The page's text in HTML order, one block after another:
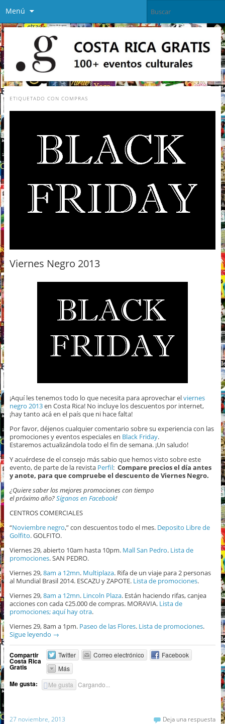
Menú
ETIQUETADO CON COMPRAS
Viernes Negro 2013
¡Aquí les tenemos todo lo que necesita para aprovechar elviernes
negro 2013en Costa Rica! No incluye los descuentos por internet,
¡hay tanto acá en el país que ni hace falta!
Por favor, déjenos cualquier comentario sobre su experiencia con las
promociones y eventos especiales en Black Friday.
Estaremos actualizándola todo el fin de semana. ¡Un saludo!
Y acuérdese de el consejo más sabio que hemos visto sobre este
evento, de parte de la revista Perfil: Compare precios el día antes
y anote, para que compruebe el descuento de Viernes Negro.
¿Quiere saber los mejores promociones con tiempo
el próximo año?Síganos en Facebook!
CENTROS COMERCIALES
“Noviembre negro,” con descuentos todo el mes. Deposito Libre de
Golfito. GOLFITO.
Viernes 29, abierto 10am hasta 10pm. Mall San Pedro. Lista de
promociones. SAN PEDRO.
Viernes 29,8am a 12mn. Multiplaza. Rifa de un viaje para 2 personas
al Mundial Brasil 2014. ESCAZU y ZAPOTE. Lista de promociones.
Viernes 29,8am a 12mn. Lincoln Plaza. Están haciendo rifas, canjea
acciones con cada ¢25.000 de compras. MORAVIA. Lista de
promociones;aquí hay otra.
Viernes 29, 8am a 1pm. Paseo de las Flores. Lista de promociones.
Sigue leyendo →
Compartir
Costa Rica
Gratis
Twitter Correo electrónico
Facebook
Más
Me gusta: Me gusta Cargando...
27 noviembre, 2013 Deja una respuesta